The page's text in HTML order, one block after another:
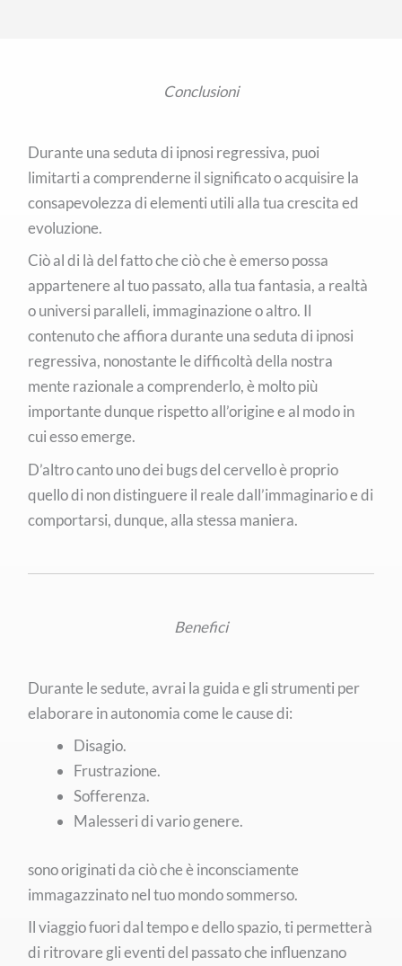
Conclusioni
Durante una seduta di ipnosi regressiva, puoi
limitarti a comprenderne il significato o acquisire la
consapevolezza di elementi utili alla tua crescita ed
evoluzione.
Ciò al di là del fatto che ciò che è emerso possa
appartenere al tuo passato, alla tua fantasia, a realtà
o universi paralleli, immaginazione o altro. Il
contenuto che affiora durante una seduta di ipnosi
regressiva, nonostante le difficoltà della nostra
mente razionale a comprenderlo, è molto più
importante dunque rispetto all’origine e al modo in
cui esso emerge.
D’altro canto uno dei bugs del cervello è proprio
quello di non distinguere il reale dall’immaginario e di
comportarsi, dunque, alla stessa maniera.
Benefici
Durante le sedute, avrai la guida e gli strumenti per
elaborare in autonomia come le cause di:
Disagio.
Frustrazione.
Sofferenza.
Malesseri di vario genere.
sono originati da ciò che è inconsciamente
immagazzinato nel tuo mondo sommerso.
Il viaggio fuori dal tempo e dello spazio, ti permetterà
di ritrovare gli eventi del passato che influenzano